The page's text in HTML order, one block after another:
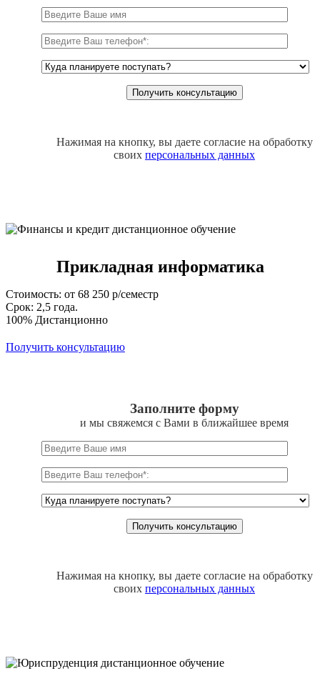
Нажимая на кнопку, вы даете согласие на обработку
своих персональных данных
Прикладная информатика
Стоимость: от 68 250 р/семестр
Срок: 2,5 года.
100% Дистанционно
Получить консультацию
Заполните форму
и мы свяжемся с Вами в ближайшее время
Нажимая на кнопку, вы даете согласие на обработку
своих персональных данных